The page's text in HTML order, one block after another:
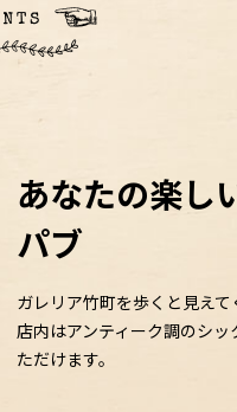
あなたの楽し
パブ
ガレリア竹町を歩くと見えて
店内はアンティーク調のシ
ただけます。